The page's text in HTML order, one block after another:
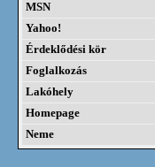
MSN
Yahoo!
Érdeklődési kör
Foglalkozás
Lakóhely
Homepage
Neme